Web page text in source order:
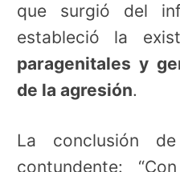
que surgió del
estableció la
paragenitales y
de la agresión.
La conclusión
contundente: